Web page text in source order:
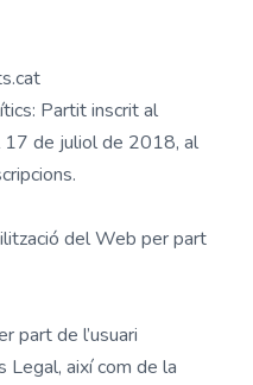
Partit inscrit al
de juliol de 2018, al
del Web per part
part de l’usuari
Legal, així com de la